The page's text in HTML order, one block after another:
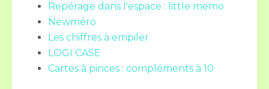
Repérage dans l'espace : little memo
Newméro
Les chiffres à empiler
LOGI CASE
Cartes à pinces : compléments à 10